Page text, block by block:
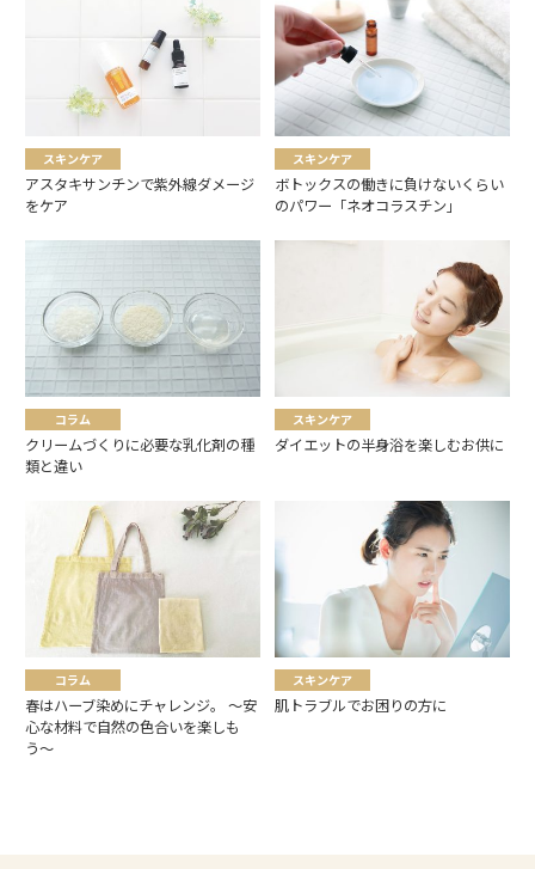
スキンケア
アスタキサンチンで紫外線ダメージ
をケア
スキンケア
ボトックスの働きに負けないくらい
のパワー「ネオコラスチン」
コラム
クリームづくりに必要な乳化剤の種
類と違い
スキンケア
ダイエットの半身浴を楽しむお供に
コラム
春はハーブ染めにチャレンジ。 〜安
心な材料で自然の色合いを楽しも
う〜
スキンケア
肌トラブルでお困りの方に